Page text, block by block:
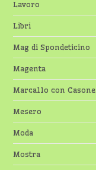
Lavoro
Libri
Mag di Spondeticino
Magenta
Marcallo con Casone
Mesero
Moda
Mostra